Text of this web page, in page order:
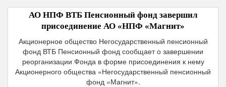
АО НПФ ВТБ Пенсионный фонд завершил
присоединение АО «НПФ «Магнит»
Акционерное общество Негосударственный пенсионный
фонд ВТБ Пенсионный фонд сообщает о завершении
реорганизации Фонда в форме присоединения к нему
Акционерного общества «Негосударственный пенсионный
фонд «Магнит».